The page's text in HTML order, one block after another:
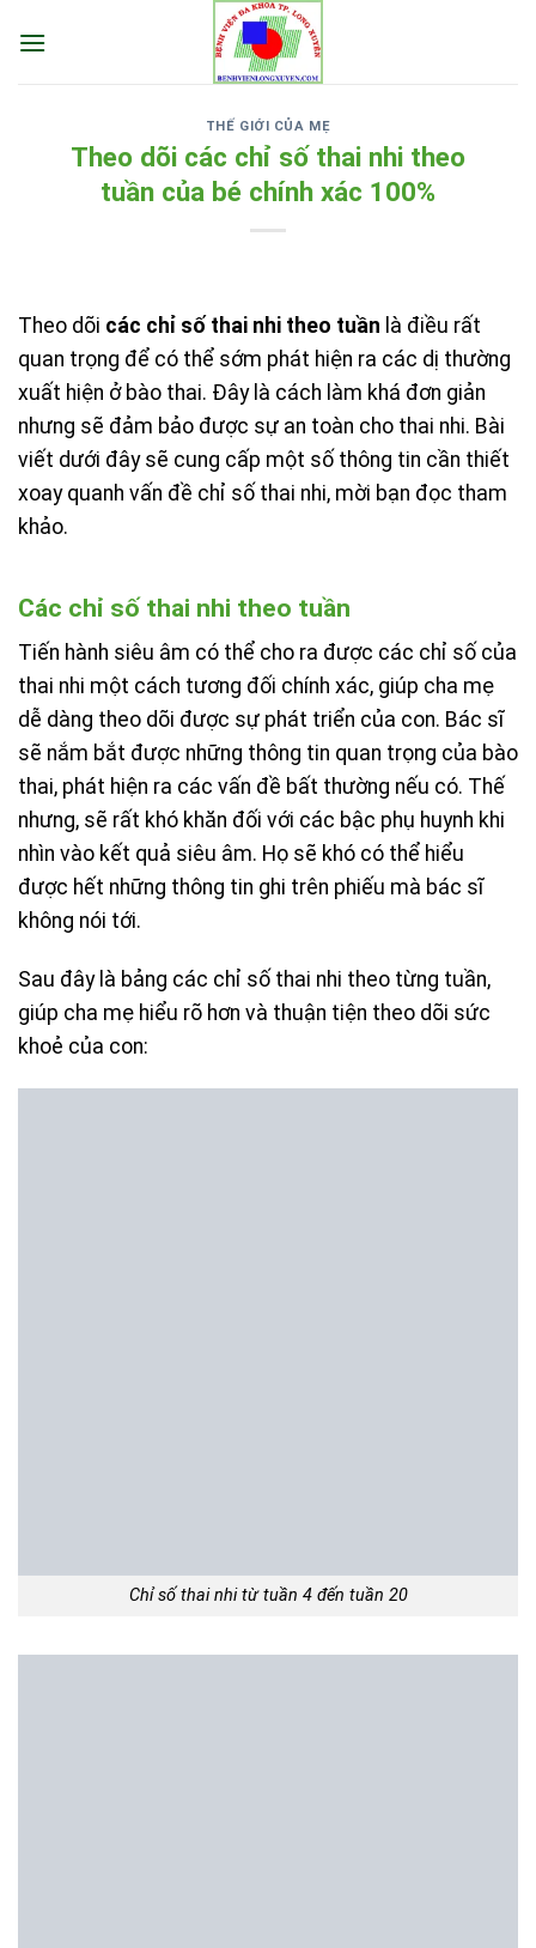
THẾ GIỚI CỦA MẸ
Theo dõi các chỉ số thai nhi theo
tuần của bé chính xác 100%
Theo dõi các chỉ số thai nhi theo tuần là điều rất
quan trọng để có thể sớm phát hiện ra các dị thường
xuất hiện ở bào thai. Đây là cách làm khá đơn giản
nhưng sẽ đảm bảo được sự an toàn cho thai nhi. Bài
viết dưới đây sẽ cung cấp một số thông tin cần thiết
xoay quanh vấn đề chỉ số thai nhi, mời bạn đọc tham
khảo.
Các chỉ số thai nhi theo tuần
Tiến hành siêu âm có thể cho ra được các chỉ số của
thai nhi một cách tương đối chính xác, giúp cha mẹ
dễ dàng theo dõi được sự phát triển của con. Bác sĩ
sẽ nắm bắt được những thông tin quan trọng của bào
thai, phát hiện ra các vấn đề bất thường nếu có. Thế
nhưng, sẽ rất khó khăn đối với các bậc phụ huynh khi
nhìn vào kết quả siêu âm. Họ sẽ khó có thể hiểu
được hết những thông tin ghi trên phiếu mà bác sĩ
không nói tới.
Sau đây là bảng các chỉ số thai nhi theo từng tuần,
giúp cha mẹ hiểu rõ hơn và thuận tiện theo dõi sức
khoẻ của con:
Chỉ số thai nhi từ tuần 4 đến tuần 20